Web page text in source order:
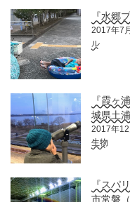
『水郷
2017年7
ル
『霞ヶ
城県土
2017年
生物
『スパ
市常磐